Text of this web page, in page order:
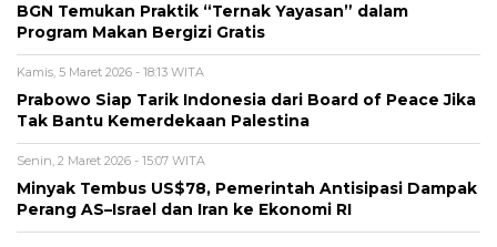
BGN Temukan Praktik “Ternak Yayasan” dalam
Program Makan Bergizi Gratis
Kamis, 5 Maret 2026 - 18:13 WITA
Prabowo Siap Tarik Indonesia dari Board of Peace Jika
Tak Bantu Kemerdekaan Palestina
Senin, 2 Maret 2026 - 15:07 WITA
Minyak Tembus US$78, Pemerintah Antisipasi Dampak
Perang AS–Israel dan Iran ke Ekonomi RI